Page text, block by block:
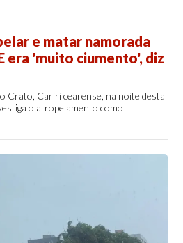
e matar namorada
era 'muito ciumento', diz
Crato, Cariri cearense, na noite desta
o atropelamento como